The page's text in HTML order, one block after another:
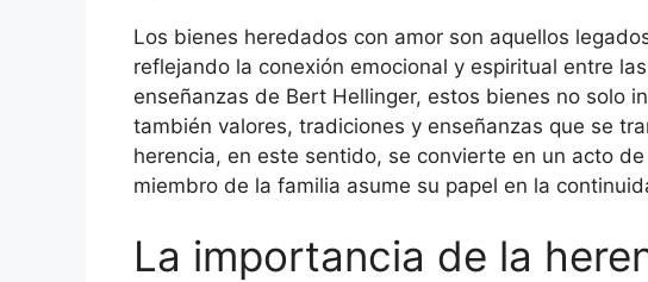
Los bienes heredados con amor son aquellos
reflejando la conexión emocional y espiritual entre
enseñanzas de Bert Hellinger, estos bienes no solo
también valores, tradiciones y enseñanzas que se
herencia, en este sentido, se convierte en un acto
miembro de la familia asume su papel en la
La importancia de la